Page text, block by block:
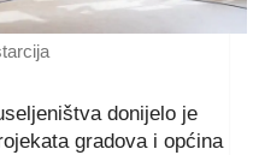
donijelo je
gradova i općina